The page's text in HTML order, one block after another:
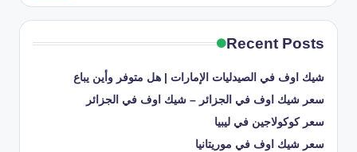
Recent Posts
شيك اوف في الصيدليات الإمارات | هل متوفر وأين يباع
سعر شيك اوف في الجزائر – شيك اوف في الجزائر
سعر كوكولاجين في ليبيا
سعر شيك اوف في موريتانيا